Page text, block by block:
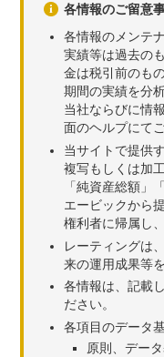
各情報のご留意
各情報のメンテ
実績等は過去の
金は税引前のも
期間の実績を分
当社ならびに情
面のヘルプにて
当サイトで提供
複写もしくは加
「純資産総額」
エービックから
権利者に帰属し
レーティングは
来の運用成果等
各情報は、記載
ださい。
各項目のデータ
原則、デー